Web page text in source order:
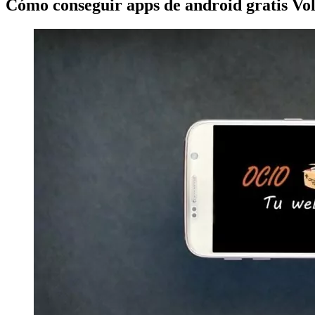
Cómo conseguir apps de android gratis